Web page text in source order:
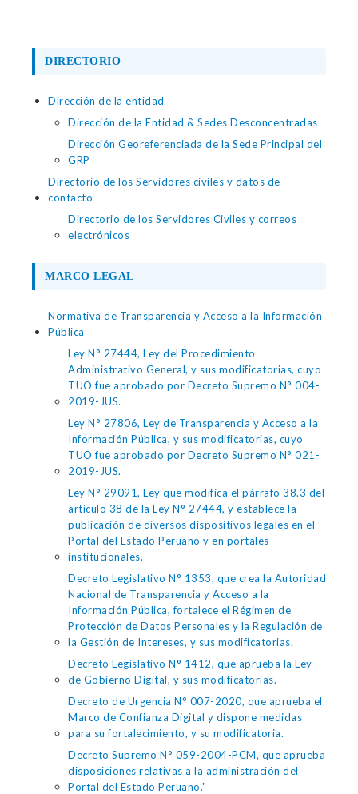
DIRECTORIO
Dirección de la entidad
Dirección de la Entidad & Sedes Desconcentradas
Dirección Georeferenciada de la Sede Principal del
GRP
Directorio de los Servidores civiles y datos de
contacto
Directorio de los Servidores Civiles y correos
electrónicos
MARCO LEGAL
Normativa de Transparencia y Acceso a la Información
Pública
Ley N° 27444, Ley del Procedimiento
Administrativo General, y sus modificatorias, cuyo
TUO fue aprobado por Decreto Supremo N° 004-
2019-JUS.
Ley N° 27806, Ley de Transparencia y Acceso a la
Información Pública, y sus modificatorias, cuyo
TUO fue aprobado por Decreto Supremo N° 021-
2019-JUS.
Ley N° 29091, Ley que modifica el párrafo 38.3 del
artículo 38 de la Ley N° 27444, y establece la
publicación de diversos dispositivos legales en el
Portal del Estado Peruano y en portales
institucionales.
Decreto Legislativo N° 1353, que crea la Autoridad
Nacional de Transparencia y Acceso a la
Información Pública, fortalece el Régimen de
Protección de Datos Personales y la Regulación de
la Gestión de Intereses, y sus modificatorias.
Decreto Legislativo N° 1412, que aprueba la Ley
de Gobierno Digital, y sus modificatorias.
Decreto de Urgencia N° 007-2020, que aprueba el
Marco de Confianza Digital y dispone medidas
para su fortalecimiento, y su modificatoria.
Decreto Supremo N° 059-2004-PCM, que aprueba
disposiciones relativas a la administración del
Portal del Estado Peruano."